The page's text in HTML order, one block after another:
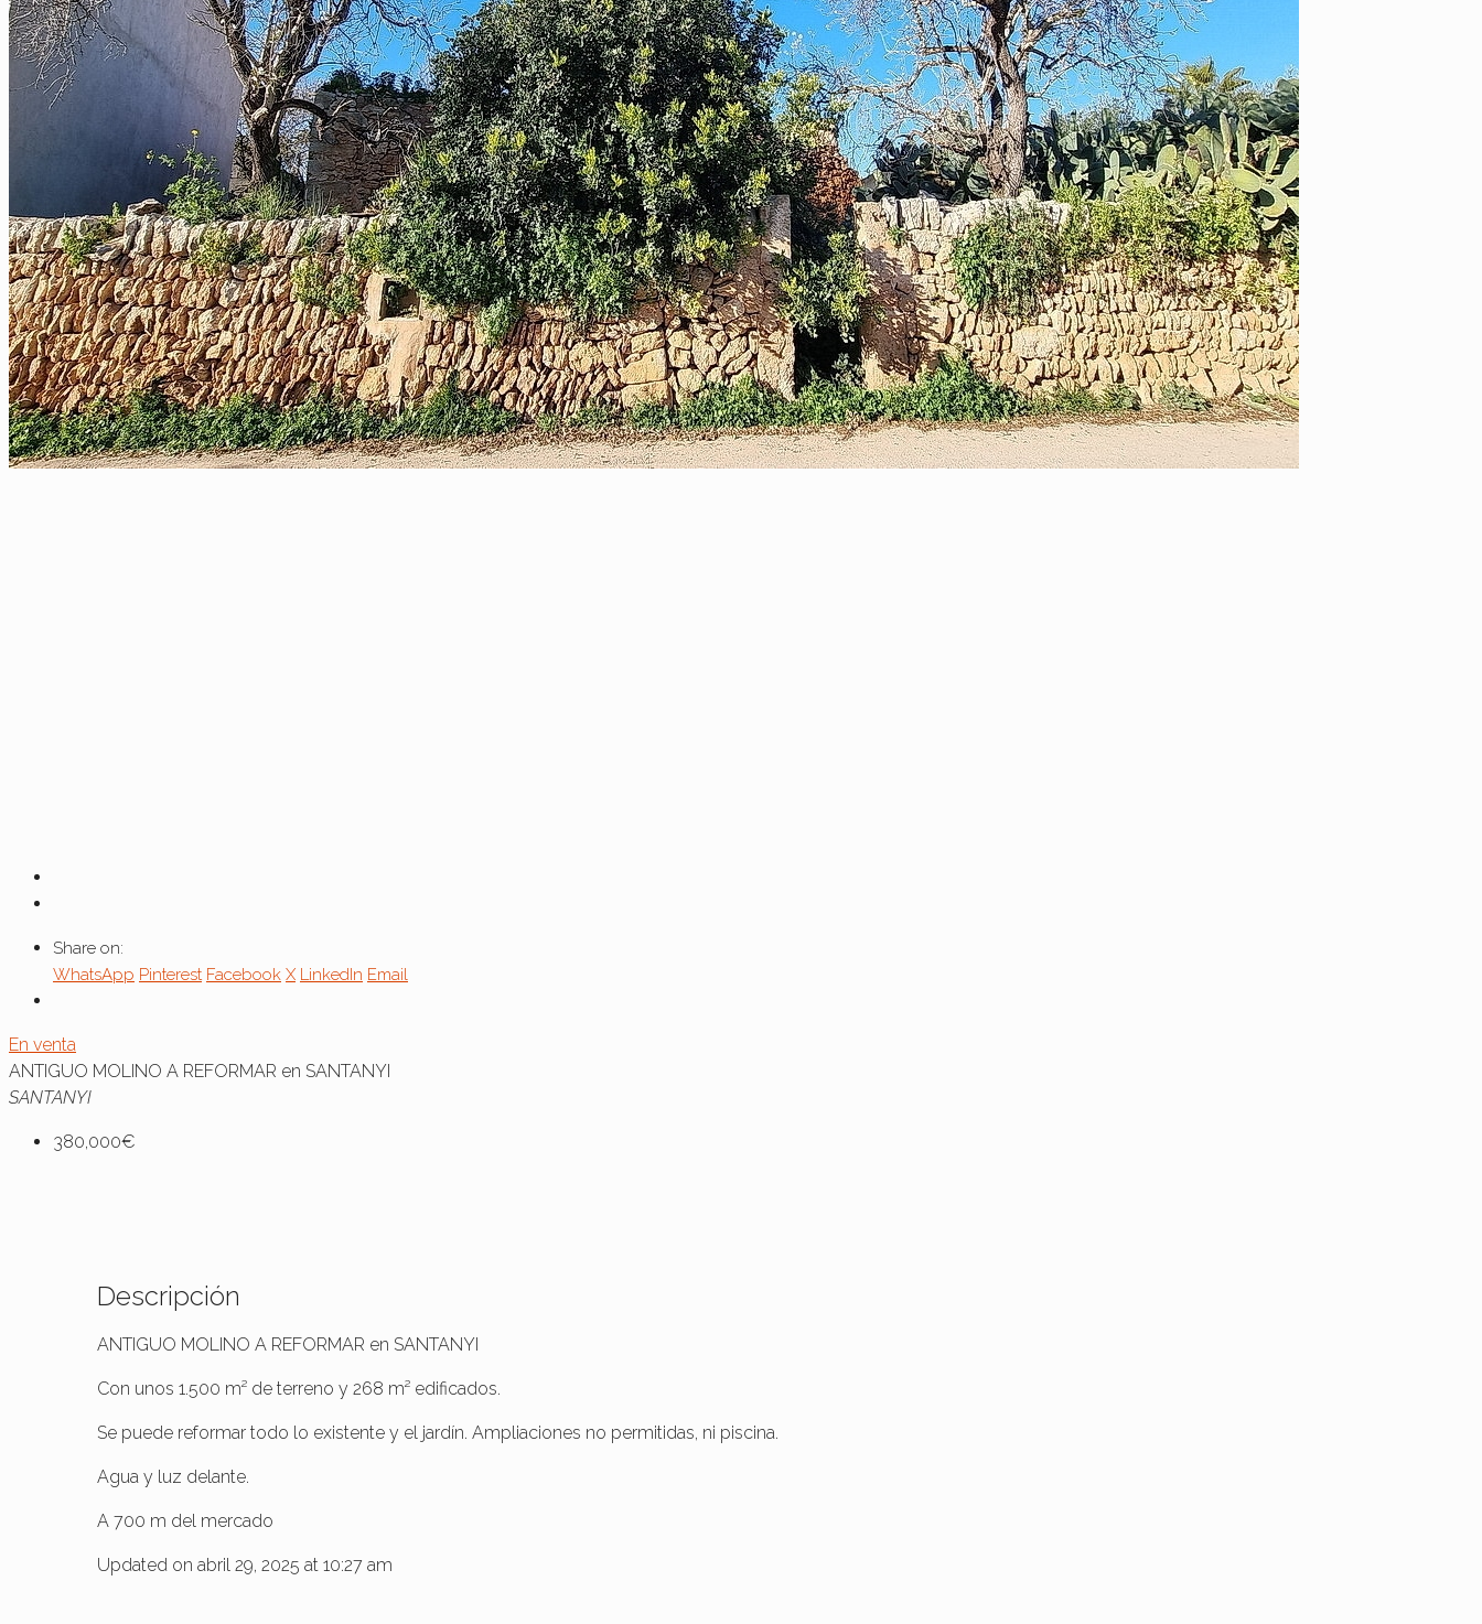
Share on:
WhatsApp Pinterest Facebook X LinkedIn Email
En venta
ANTIGUO MOLINO A REFORMAR en SANTANYI
SANTANYI
380,000€
Descripción
ANTIGUO MOLINO A REFORMAR en SANTANYI
Con unos 1.500 m² de terreno y 268 m² edificados.
Se puede reformar todo lo existente y el jardín. Ampliaciones no permitidas, ni piscina.
Agua y luz delante.
A 700 m del mercado
Updated on abril 29, 2025 at 10:27 am